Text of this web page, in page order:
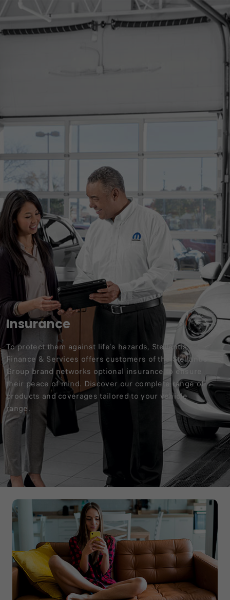
Insurance
To protect them against life's hazards, Stellantis
Finance & Services offers customers of the Stellantis
Group brand networks optional insurance to ensure
their peace of mind. Discover our complete range of
products and coverages tailored to your vehicle
range.